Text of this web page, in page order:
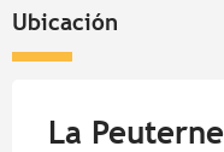
Ubicación
La Peuterne